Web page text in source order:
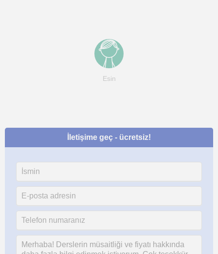
Esin
İletişime geç - ücretsiz!